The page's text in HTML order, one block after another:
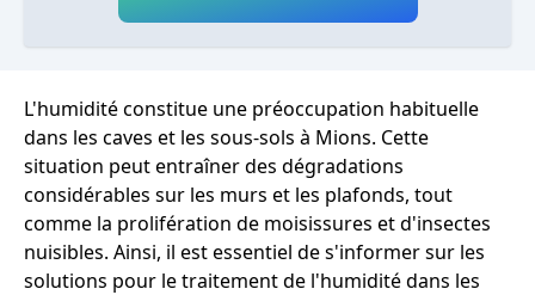
L'humidité constitue une préoccupation habituelle
dans les caves et les sous-sols à Mions. Cette
situation peut entraîner des dégradations
considérables sur les murs et les plafonds, tout
comme la prolifération de moisissures et d'insectes
nuisibles. Ainsi, il est essentiel de s'informer sur les
solutions pour le traitement de l'humidité dans les